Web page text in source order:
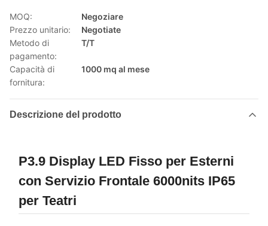
MOQ:
Negoziare
Prezzo unitario:
Negotiate
Metodo di
pagamento:
T/T
Capacità di
fornitura:
1000 mq al mese
Descrizione del prodotto
P3.9 Display LED Fisso per Esterni
con Servizio Frontale 6000nits IP65
per Teatri